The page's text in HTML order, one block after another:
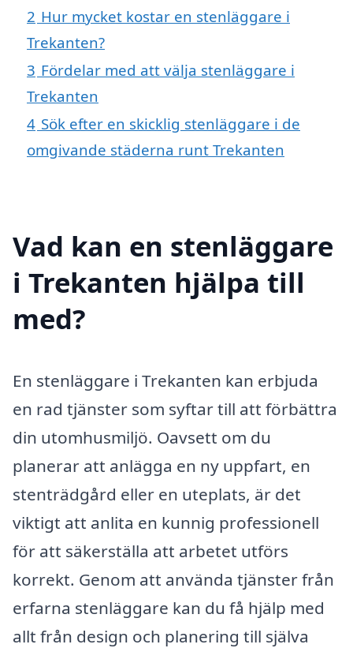
2 Hur mycket kostar en stenläggare i
Trekanten?
3 Fördelar med att välja stenläggare i
Trekanten
4 Sök efter en skicklig stenläggare i de
omgivande städerna runt Trekanten
Vad kan en stenläggare
i Trekanten hjälpa till
med?
En stenläggare i Trekanten kan erbjuda
en rad tjänster som syftar till att förbättra
din utomhusmiljö. Oavsett om du
planerar att anlägga en ny uppfart, en
stenträdgård eller en uteplats, är det
viktigt att anlita en kunnig professionell
för att säkerställa att arbetet utförs
korrekt. Genom att använda tjänster från
erfarna stenläggare kan du få hjälp med
allt från design och planering till själva